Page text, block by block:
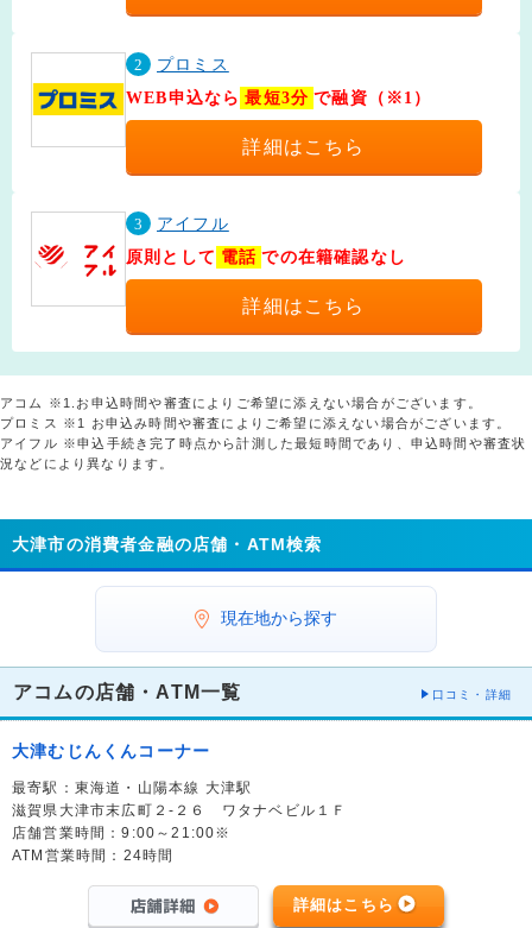
2
プロミス
WEB申込なら 最短3分 で融資（※1）
詳細はこちら
3
アイフル
原則として 電話 での在籍確認なし
詳細はこちら
アコム ※1.お申込時間や審査によりご希望に添えない場合がございます。
プロミス ※1 お申込み時間や審査によりご希望に添えない場合がございます。
アイフル ※申込手続き完了時点から計測した最短時間であり、申込時間や審査状
況などにより異なります。
大津市の消費者金融の店舗・ATM検索
現在地から探す
アコムの店舗・ATM一覧 口コミ・詳細
大津むじんくんコーナー
最寄駅：東海道・山陽本線 大津駅
滋賀県大津市末広町２-２６ ワタナベビル１Ｆ
店舗営業時間：9:00～21:00※
ATM営業時間：24時間
詳細はこちら